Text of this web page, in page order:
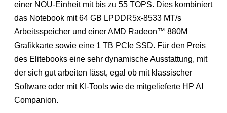
einer NOU-Einheit mit bis zu 55 TOPS. Dies kombiniert
das Notebook mit 64 GB LPDDR5x-8533 MT/s
Arbeitsspeicher und einer AMD Radeon™ 880M
Grafikkarte sowie eine 1 TB PCIe SSD. Für den Preis
des Elitebooks eine sehr dynamische Ausstattung, mit
der sich gut arbeiten lässt, egal ob mit klassischer
Software oder mit KI-Tools wie de mitgelieferte HP AI
Companion.